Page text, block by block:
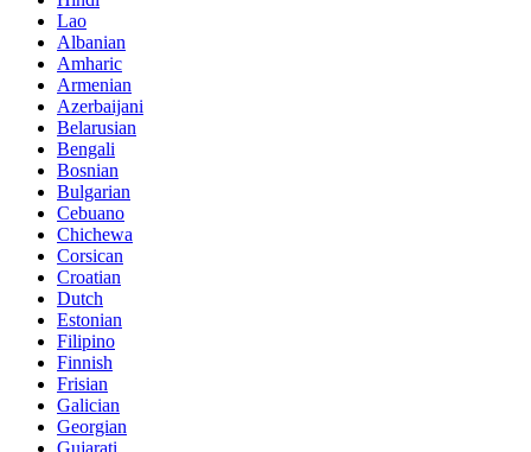
Lao
Albanian
Amharic
Armenian
Azerbaijani
Belarusian
Bengali
Bosnian
Bulgarian
Cebuano
Chichewa
Corsican
Croatian
Dutch
Estonian
Filipino
Finnish
Frisian
Galician
Georgian